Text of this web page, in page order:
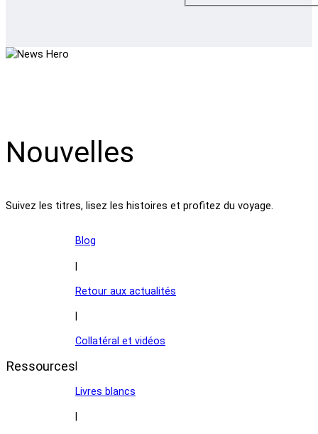
Nouvelles
Suivez les titres, lisez les histoires et profitez du voyage.
Ressources
Blog
|
Retour aux actualités
Collatéral et vidéos
Livres blancs